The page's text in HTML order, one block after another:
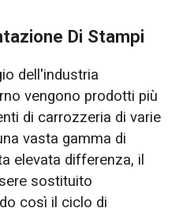
Di Stampi
dell'industria
vengono prodotti più
di carrozzeria di varie
vasta gamma di
elevata differenza, il
sostituito
così il ciclo di